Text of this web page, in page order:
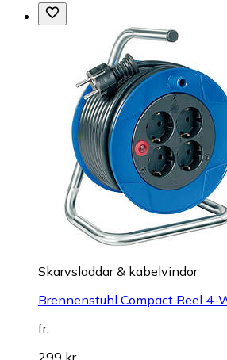
Skarvsladdar & kabelvindor
Brennenstuhl Compact Reel 4-
fr.